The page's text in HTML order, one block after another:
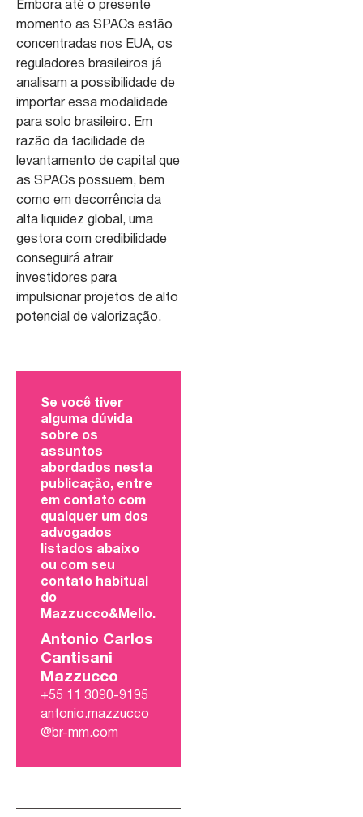
Embora até o presente
momento as SPACs estão
concentradas nos EUA, os
reguladores brasileiros já
analisam a possibilidade de
importar essa modalidade
para solo brasileiro. Em
razão da facilidade de
levantamento de capital que
as SPACs possuem, bem
como em decorrência da
alta liquidez global, uma
gestora com credibilidade
conseguirá atrair
investidores para
impulsionar projetos de alto
potencial de valorização.
Se você tiver
alguma dúvida
sobre os
assuntos
abordados nesta
publicação, entre
em contato com
qualquer um dos
advogados
listados abaixo
ou com seu
contato habitual
do
Mazzucco&Mello.
Antonio Carlos
Cantisani
Mazzucco
+55 11 3090-9195
antonio.mazzucco
@br-mm.com